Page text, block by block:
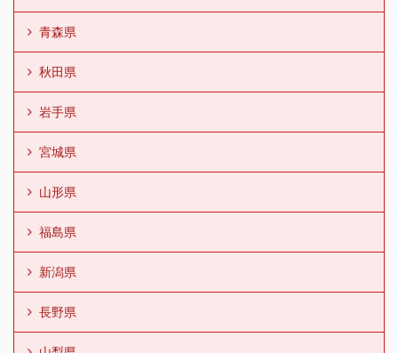
青森県
秋田県
岩手県
宮城県
山形県
福島県
新潟県
長野県